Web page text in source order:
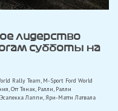
лидерство
субботы на
Rally Team, M-Sport Ford World
,Отт Тянак, Ралли, Ралли
Эсапекка Лаппи,Яри-Матти Латвала